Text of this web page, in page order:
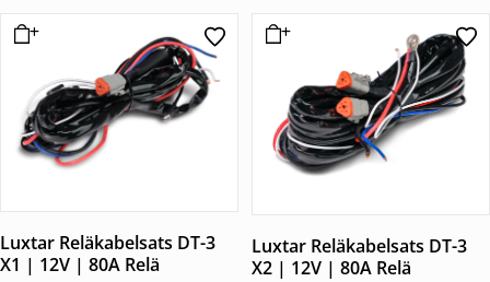
Luxtar Reläkabelsats DT-3
X1 | 12V | 80A Relä
Luxtar Reläkabelsats DT-3
X2 | 12V | 80A Relä